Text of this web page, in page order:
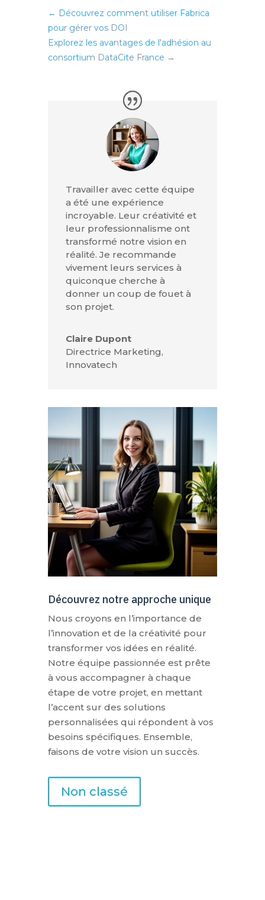
← Découvrez comment utiliser Fabrica
pour gérer vos DOI
Explorez les avantages de l'adhésion au
consortium DataCite France →
Travailler avec cette équipe
a été une expérience
incroyable. Leur créativité et
leur professionnalisme ont
transformé notre vision en
réalité. Je recommande
vivement leurs services à
quiconque cherche à
donner un coup de fouet à
son projet.
Claire Dupont
Directrice Marketing,
Innovatech
Découvrez notre approche unique
Nous croyons en l’importance de
l’innovation et de la créativité pour
transformer vos idées en réalité.
Notre équipe passionnée est prête
à vous accompagner à chaque
étape de votre projet, en mettant
l’accent sur des solutions
personnalisées qui répondent à vos
besoins spécifiques. Ensemble,
faisons de votre vision un succès.
Non classé